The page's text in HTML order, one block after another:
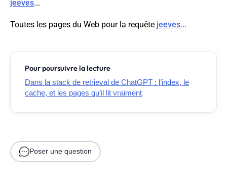
jeeves...
Toutes les pages du Web pour la requête jeeves...
Pour poursuivre la lecture
Dans la stack de retrieval de ChatGPT : l’index, le
cache, et les pages qu’il lit vraiment
Poser une question